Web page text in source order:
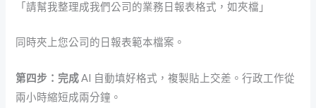
「請幫我整理成我們公司的業務日報表格式，如夾檔」
同時夾上您公司的日報表範本檔案。
第四步：完成AI 自動填好格式，複製貼上交差。行政工作從
兩小時縮短成兩分鐘。